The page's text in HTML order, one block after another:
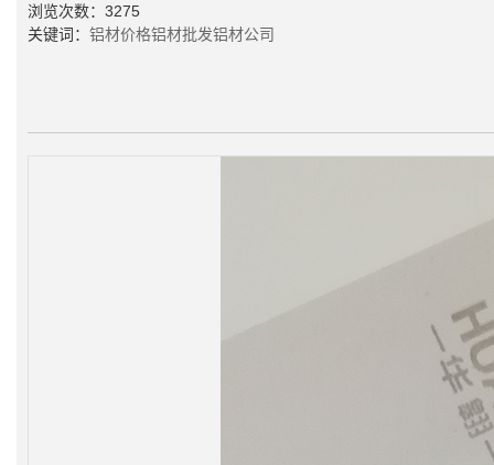
浏览次数：3275
关键词： 铝材价格铝材批发铝材公司